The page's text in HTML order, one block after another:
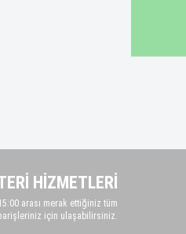
HİZMETLERİ
arası merak ettiğiniz tüm
için ulaşabilirsiniz.